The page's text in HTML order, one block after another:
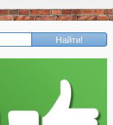
Найти!